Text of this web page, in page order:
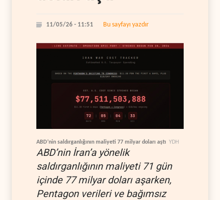
11/05/26 - 11:51 Bu sayfayı yazdır
ABD’nin saldırganlığının maliyeti 77 milyar doları aştı YDH
ABD’nin İran’a yönelik
saldırganlığının maliyeti 71 gün
içinde 77 milyar doları aşarken,
Pentagon verileri ve bağımsız